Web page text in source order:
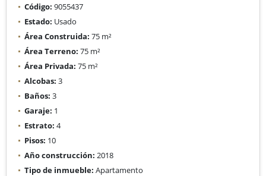
Código: 9055437
Estado: Usado
Área Construida: 75 m²
Área Terreno: 75 m²
Área Privada: 75 m²
Alcobas: 3
Baños: 3
Garaje: 1
Estrato: 4
Pisos: 10
Año construcción: 2018
Tipo de inmueble: Apartamento